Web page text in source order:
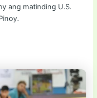
ang matinding U.S.